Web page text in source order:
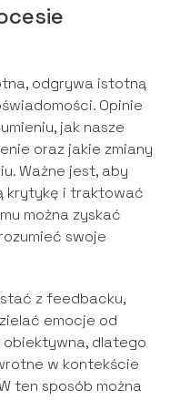
odgrywa istotną
Opinie
jak nasze
oraz jakie zmiany
Ważne jest, aby
krytykę i traktować
można zyskać
swoje
z feedbacku,
emocje od
dlatego
w kontekście
ten sposób można